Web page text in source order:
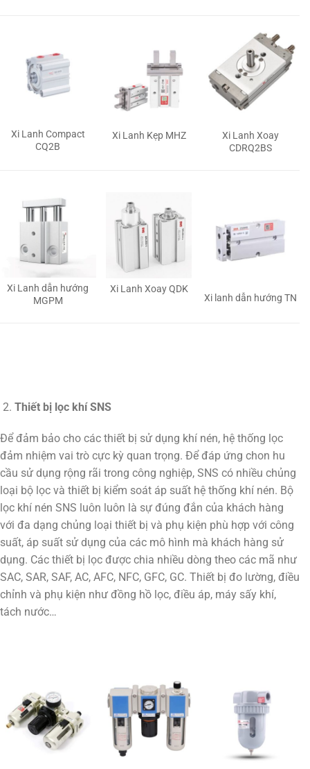
Xi Lanh Compact
CQ2B
Xi Lanh Kẹp MHZ
Xi Lanh Xoay
CDRQ2BS
Xi Lanh dẫn hướng
MGPM
Xi Lanh Xoay QDK
Xi lanh dẫn hướng TN
Thiết bị lọc khí SNS
Để đảm bảo cho các thiết bị sử dụng khí nén, hệ thống lọc
đảm nhiệm vai trò cực kỳ quan trọng. Để đáp ứng chon hu
cầu sử dụng rộng rãi trong công nghiệp, SNS có nhiều chủng
loại bộ lọc và thiết bị kiểm soát áp suất hệ thống khí nén. Bộ
lọc khí nén SNS luôn luôn là sự đúng đắn của khách hàng
với đa dạng chủng loại thiết bị và phụ kiện phù hợp với công
suất, áp suất sử dụng của các mô hình mà khách hàng sử
dụng. Các thiết bị lọc được chia nhiều dòng theo các mã như
SAC, SAR, SAF, AC, AFC, NFC, GFC, GC. Thiết bị đo lường, điều
chỉnh và phụ kiện như đồng hồ lọc, điều áp, máy sấy khí,
tách nước…